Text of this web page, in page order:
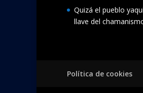
Quizá el pueblo
llave del
Política de cookies